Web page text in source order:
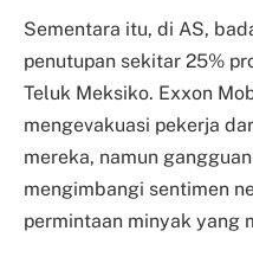
Sementara itu, di AS,
penutupan sekitar 25%
Teluk Meksiko. Exxon
mengevakuasi pekerja
mereka, namun
mengimbangi sentimen
permintaan minyak yang